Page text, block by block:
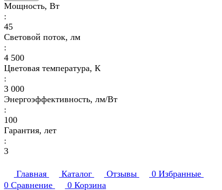
Мощность, Вт
:
45
Световой поток, лм
:
4 500
Цветовая температура, К
:
3 000
Энергоэффективность, лм/Вт
:
100
Гарантия, лет
:
3
Главная Каталог Отзывы 0 Избранные
0 Сравнение 0 Корзина